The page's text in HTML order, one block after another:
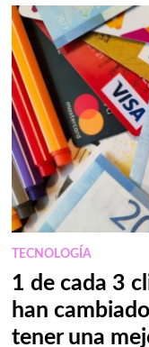
LA
MUJER
CON
UNA
EXPERIENCIA
DE
BIENESTAR
Y
CONEXIÓN
FEMENINA
TECNOLOGÍA
1 de cada 3
han
tener una